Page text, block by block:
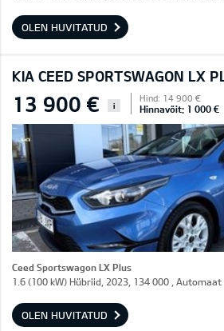
OLEN HUVITATUD
KIA CEED SPORTSWAGON LX
13 900 € i
Hind: 14 900 €
Hinnavõit: 1 000 €
Ceed Sportswagon LX Plus
1.6 (100 kW) Hübriid, 2023, 134 000 , Automaat
OLEN HUVITATUD